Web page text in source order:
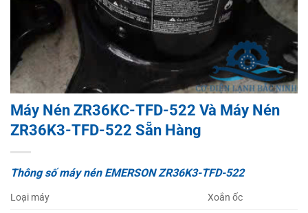
Máy Nén ZR36KC-TFD-522 Và Máy Nén
ZR36K3-TFD-522 Sẵn Hàng
Thông số máy nén EMERSON ZR36K3-TFD-522
Loại máy
Xoắn ốc